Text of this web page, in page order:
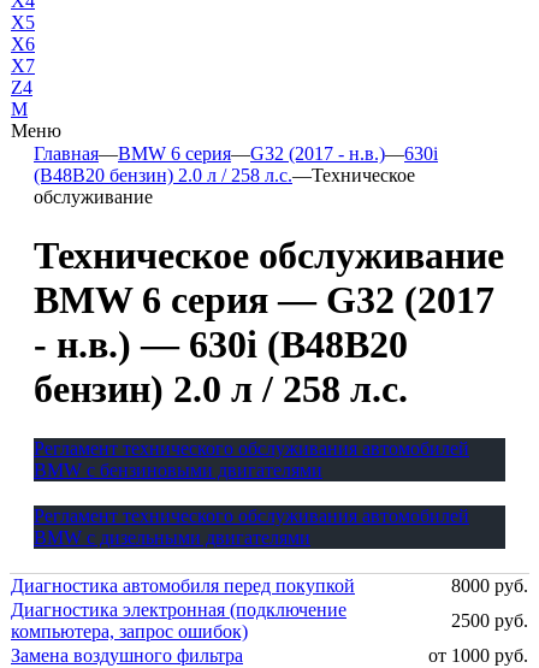
X5
X6
X7
Z4
М
Меню
Главная—BMW 6 серия—G32 (2017 - н.в.)—630i
(B48B20 бензин) 2.0 л / 258 л.с.—Техническое
обслуживание
Техническое обслуживание
BMW 6 серия — G32 (2017
- н.в.) — 630i (B48B20
бензин) 2.0 л / 258 л.с.
Регламент технического обслуживания автомобилей
BMW с бензиновыми двигателями
Регламент технического обслуживания автомобилей
BMW с дизельными двигателями
Диагностика автомобиля перед покупкой
8000 руб.
Диагностика электронная (подключение
компьютера, запрос ошибок)
2500 руб.
Замена воздушного фильтра
от 1000 руб.